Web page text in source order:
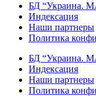
БД
Индекcация
Наши партнеры
Политика
БД
Индекcация
Наши партнеры
Политика